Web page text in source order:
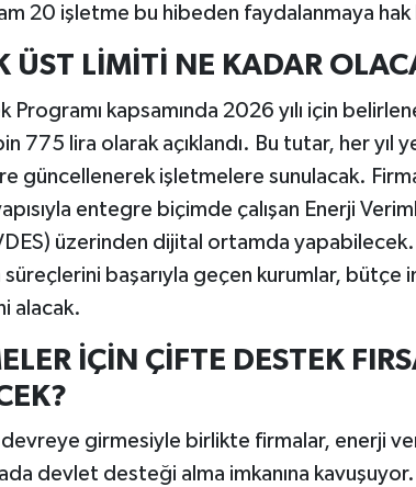
20 işletme bu hibeden faydalanmaya hak
ÜST LİMİTİ NE KADAR
Programı kapsamında 2026 yılı için
775 lira olarak açıklandı. Bu tutar, her yıl
güncellenerek işletmelere sunulacak.
entegre biçimde çalışan Enerji
üzerinden dijital ortamda
başarıyla geçen kurumlar, bütçe
alacak.
İÇİN ÇİFTE DESTEK
devreye girmesiyle birlikte firmalar, enerji
devlet desteği alma imkanına